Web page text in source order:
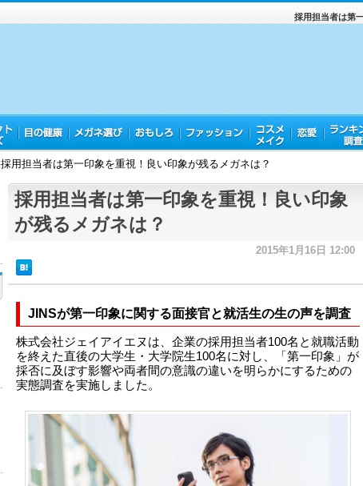
採用担当者は第
採用担当者は第一印象を重視！良い印象が残るメガネは？
採用担当者は第一印象を重視！良い印象
が残るメガネは？
2015年1月16日 12:00
JINSが第一印象に関する面接官と就活生の生の声を調査
株式会社ジェイアイエヌは、企業の採用担当者100名と就職活動
を終えた直後の大学生・大学院生100名に対し、「第一印象」が
採否に及ぼす影響や両者間の意識の違いを明らかにするための
実態調査を実施しました。